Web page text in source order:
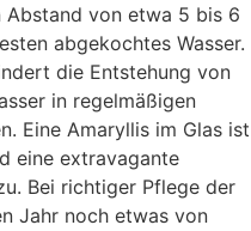
von etwa 5 bis 6
abgekochtes Wasser.
die Entstehung von
in regelmäßigen
Eine Amaryllis im Glas ist
eine extravagante
Bei richtiger Pflege der
Jahr noch etwas von